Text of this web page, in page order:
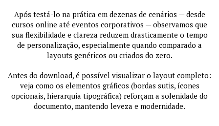
Após testá-lo na prática em dezenas de cenários — desde
cursos online até eventos corporativos — observamos que
sua flexibilidade e clareza reduzem drasticamente o tempo
de personalização, especialmente quando comparado a
layouts genéricos ou criados do zero.
Antes do download, é possível visualizar o layout completo:
veja como os elementos gráficos (bordas sutis, ícones
opcionais, hierarquia tipográfica) reforçam a solenidade do
documento, mantendo leveza e modernidade.